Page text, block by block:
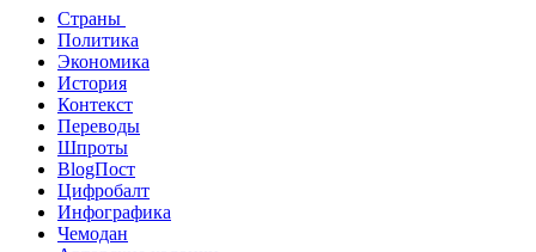
Страны
Политика
Экономика
История
Контекст
Переводы
Шпроты
BlogПост
Цифробалт
Инфографика
Чемодан